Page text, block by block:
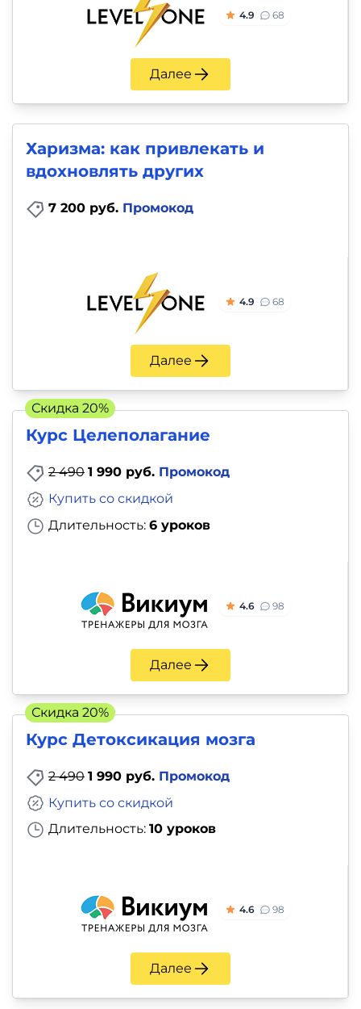
4.9 68
Далее
Харизма: как привлекать и
вдохновлять других
7 200 руб. Промокод
4.9 68
Далее
Курс Целеполагание
2 490 1 990 руб. Промокод
Длительность: 6 уроков
Купить со скидкой
4.6 98
Далее
Скидка 20%
Курс Детоксикация мозга
2 490 1 990 руб. Промокод
Длительность: 10 уроков
Купить со скидкой
4.6 98
Далее
Скидка 20%